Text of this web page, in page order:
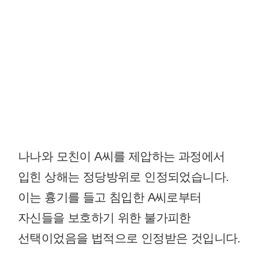
나나와 모친이 A씨를 제압하는 과정에서
입힌 상해는 정당방위로 인정되었습니다.
이는 흉기를 들고 침입한 A씨로부터
자신들을 보호하기 위한 불가피한
선택이었음을 법적으로 인정받은 것입니다.